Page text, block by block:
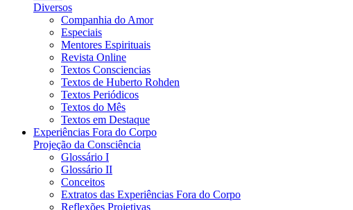
Diversos
Companhia do Amor
Especiais
Mentores Espirituais
Revista Online
Textos Consciencias
Textos de Huberto Rohden
Textos Periódicos
Textos do Mês
Textos em Destaque
Experiências Fora do Corpo
Projeção da Consciência
Glossário I
Glossário II
Conceitos
Extratos das Experiências Fora do Corpo
Reflexões Projetivas